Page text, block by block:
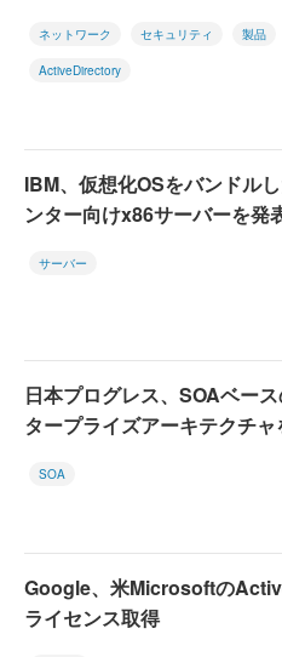
ネットワーク セキュリティ 製品
ActiveDirectory
IBM、仮想化OSをバンドル
ンター向けx86サーバーを発
サーバー
日本プログレス、SOAベー
タープライズアーキテクチャ
SOA
Google、米Microsoftの
ライセンス取得